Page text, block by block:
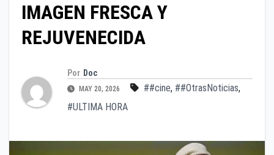
IMAGEN FRESCA Y
REJUVENECIDA
Por Doc
MAY 20, 2026 ##cine, ##OtrasNoticias,
#ULTIMA HORA